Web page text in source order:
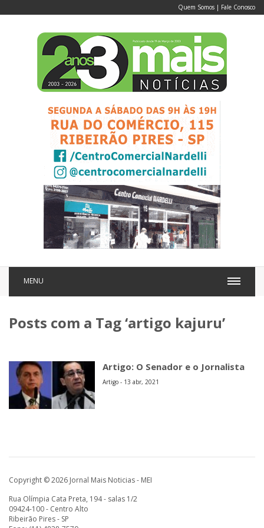
Quem Somos | Fale Conosco
MENU
Posts com a Tag ‘artigo kajuru’
Artigo: O Senador e o Jornalista
Artigo - 13 abr, 2021
Copyright © 2026 Jornal Mais Noticias - MEI
Rua Olímpia Cata Preta, 194 - salas 1/2
09424-100 - Centro Alto
Ribeirão Pires - SP